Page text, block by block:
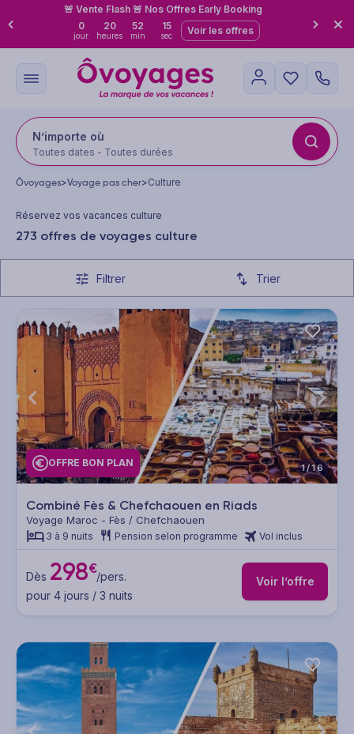
🚨 Vente Flash 🚨 Nos Offres Early Booking
0
jour
20
heures
52
min
13
sec Voir les offres
N’importe où
Toutes dates - Toutes durées
Ôvoyages>Voyage pas cher>Culture
Réservez vos vacances culture
273 offres de voyages culture
Filtrer Trier
OFFRE BON PLAN 1/16
Combiné Fès & Chefchaouen en Riads
Voyage Maroc - Fès / Chefchaouen
3 à 9 nuits Pension selon programme Vol inclus
Dès 298€/pers.
pour 4 jours / 3 nuits
Voir l’offre